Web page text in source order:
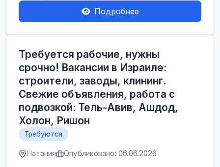
Подробнее
Требуется рабочие, нужны
срочно! Вакансии в Израиле:
строители, заводы, клининг.
Свежие объявления, работа с
подвозкой: Тель-Авив, Ашдод,
Холон, Ришон
Требуются
Натания Опубликовано: 06.06.2026